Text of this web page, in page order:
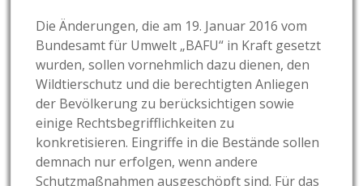
Die Änderungen, die am 19. Januar 2016 vom
Bundesamt für Umwelt „BAFU“ in Kraft gesetzt
wurden, sollen vornehmlich dazu dienen, den
Wildtierschutz und die berechtigten Anliegen
der Bevölkerung zu berücksichtigen sowie
einige Rechtsbegrifflichkeiten zu
konkretisieren. Eingriffe in die Bestände sollen
demnach nur erfolgen, wenn andere
Schutzmaßnahmen ausgeschöpft sind. Für das